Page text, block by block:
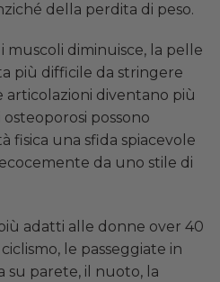
della perdita di peso.
muscoli diminuisce, la pelle
più difficile da stringere
articolazioni diventano più
osteoporosi possono
fisica una sfida spiacevole
da uno stile di
adatti alle donne over 40
le passeggiate in
su parete, il nuoto, la